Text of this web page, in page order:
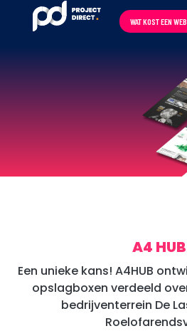
WAT KOST EEN
A4 HUB
Een unieke kans! A4HUB
opslagboxen verdeeld
bedrijventerrein De